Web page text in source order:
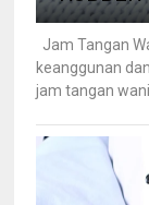
Jam Tangan
keanggunan
jam tangan